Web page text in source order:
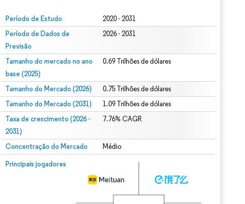
Período de Estudo 2020 - 2031
Período de Dados de
Previsão
2026 - 2031
Tamanho do mercado no ano
base (2025)
0.69 Trilhões de dólares
Tamanho do Mercado (2026) 0.75 Trilhões de dólares
Tamanho do Mercado (2031) 1.09 Trilhões de dólares
Taxa de crescimento (2026 -
2031)
7.76% CAGR
Concentração do Mercado Médio
Principais jogadores
Imagem © Mordor Intelligence. O reuso requer atribuição conforme CC BY 4.0.
conforme CC BY 4.0.